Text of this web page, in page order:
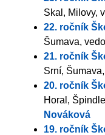
Skal, Milovy,
22. ročník
Šumava,
21. ročník
Srní,
20. ročník
Horal,
Nováková
19. ročník